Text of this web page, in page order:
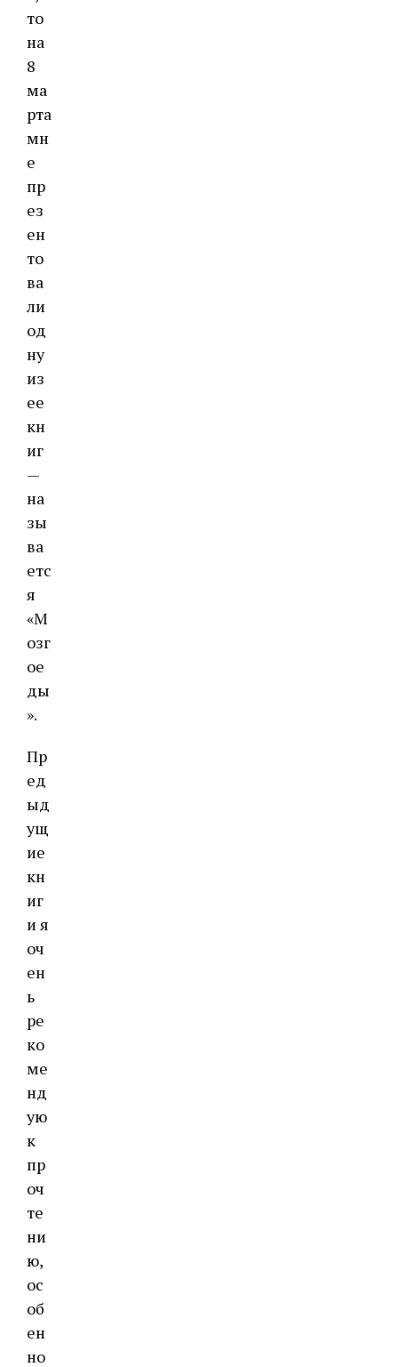
то
на
8
ма
рта
мн
е
пр
ез
ен
то
ва
ли
од
ну
из
ее
кн
иг
—
на
зы
ва
етс
я
«М
озг
ое
ды
».
Пр
ед
ыд
ущ
ие
кн
иг
и я
оч
ен
ь
ре
ко
ме
нд
ую
к
пр
оч
те
ни
ю,
ос
об
ен
но